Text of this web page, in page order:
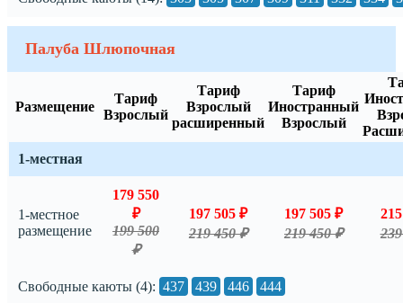
Палуба Шлюпочная
Размещение
Тариф
Взрослый
Тариф
Взрослый
расширенный
Тариф
Иностранный
Взрослый
1-местная
1-местное
размещение
179 550
₽
199 500
₽
197 505 ₽
219 450 ₽
197 505 ₽
219 450 ₽
Свободные каюты (4): 437 439 446 444